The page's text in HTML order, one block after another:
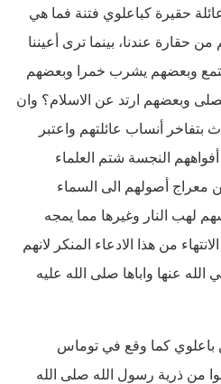
حقيرة كباعلوي فتنة فما هي
حقارة عندنا، بينما ترى أعيننا
وبعضهم يشرب خمرا وبعضهم
وبعضهم ارتد عن الاسلام؟ وان
أنساب عائلتهم واعتبر
النجسة شتم العلماء
معراج أصولهم الى السماء
لهب النار وغيرها مما يمجه
من هذا الادعاء المنكر لانهم
عنها واباها صلى الله عليه
باعلوي كما وقع في توماس
من ذرية رسول الله صلى الله